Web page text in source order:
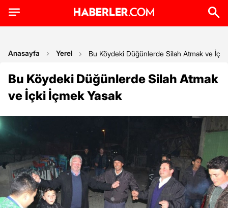
Anasayfa Yerel Bu Köydeki Düğünlerde Silah Atmak ve İçki
Bu Köydeki Düğünlerde Silah Atmak
ve İçki İçmek Yasak